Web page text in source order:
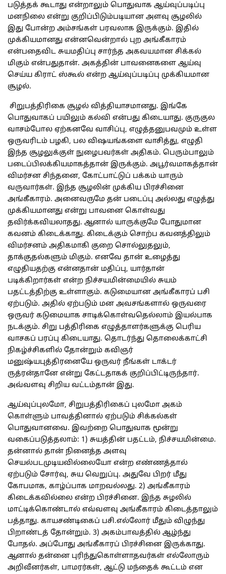
படுத்தக் கூடாது என்றாலும் பொதுவாக ஆய்வுப்படிப்பு
மனநிலை என்று குறிப்பிடும்படியான அளவு சூழலில்
இது போன்ற அம்சங்கள் பரவலாக இருக்கும். இதில்
முக்கியமானது என்னவென்றால் புற அங்கீகாரம்
என்பதைவிட சுயமதிப்பு சார்ந்த அகவயமான சிக்கல்
மிகும் என்பதுதான். அகத்தின் பாவனைகளை ஆய்வு
செய்ய கிராட் ஸ்கூல் என்ற ஆய்வுப்படிப்பு முக்கியமான
சூழல்.
சிறுபத்திரிகை சூழல் வித்தியாசமானது. இங்கே
பொதுவாகப் பயிலும் கல்வி என்பது கிடையாது. குருகுல
வாசம்போல ஏற்கனவே வாசிப்பு, எழுத்தனுபவமும் உள்ள
ஒருவரிடம் பழகி, பல விஷயங்களை வாசித்து, எழுதி
இந்த சூழலுக்குள் நுழைபவர்கள் அதிகம். பெரும்பாலும்
படைப்பிலக்கியமாகத்தான் இருக்கும். அபூர்வமாகத்தான்
விமர்சன சிந்தனை, கோட்பாட்டுப் பக்கம் யாரும்
வருவார்கள். இந்த சூழலின் முக்கிய பிரச்சினை
அங்கீகாரம். அனைவருமே தன் படைப்பு அல்லது எழுத்து
முக்கியமானது என்று பாவனை கொள்வது
தவிர்க்கவியலாதது. ஆனால் யாருக்குமே போதுமான
கவனம் கிடைக்காது. கிடைக்கும் சொற்ப கவனத்திலும்
விமர்சனம் அதிகமாகி குறை சொல்லுதலும்,
தாக்குதல்களும் மிகும். எனவே தான் உழைத்து
எழுதியதற்கு என்னதான் மதிப்பு, யார்தான்
படிக்கிறார்கள் என்ற நிச்சயமின்மையில் சுயம்
பதட்டத்திற்கு உள்ளாகும். கடுமையான அங்கீகாரப் பசி
ஏற்படும். அதில் ஏற்படும் மன அவசங்களால் ஒருவரை
ஒருவர் கடுமையாக சாடிக்கொள்வதெல்லாம் இயல்பாக
நடக்கும். சிறு பத்திரிகை எழுத்தாளர்களுக்கு பெரிய
வாசகப் பரப்பு கிடையாது. தொடர்ந்து தொலைக்காட்சி
நிகழ்ச்சிகளில் தோன்றும் கவிஞர்
மனுஷ்யபுத்திரனையே ஒருவர் நீங்கள் டாக்டர்
ருத்ரன்தானே என்று கேட்டதாகக் குறிப்பிட்டிருந்தார்.
அவ்வளவு சிறிய வட்டம்தான் இது.
ஆய்வுப்புலமோ, சிறுபத்திரிகைப் புலமோ அகம்
கொள்ளும் பாவத்தினால் ஏற்படும் சிக்கல்கள்
பொதுவானவை. இவற்றை பொதுவாக மூன்று
வகைப்படுத்தலாம்: 1) சுயத்தின் பதட்டம், நிச்சயமின்மை.
தன்னால் தான் நினைத்த அளவு
செயல்படமுடியவில்லையோ என்ற எண்ணத்தால்
ஏற்படும் சோர்வு, சுய வெறுப்பு. அதுவே பிறர் மீது
கோபமாக, காழ்ப்பாக மாறவல்லது. 2) அங்கீகாரம்
கிடைக்கவில்லை என்ற பிரச்சினை. இந்த சுழலில்
மாட்டிக்கொண்டால் எவ்வளவு அங்கீகாரம் கிடைத்தாலும்
பத்தாது. காயசண்டிகைப் பசி.எல்லோர் மீதும் விழுந்து
பிறாண்டத் தோன்றும். 3) அகம்பாவத்தில் ஆழ்ந்து
போதல். அப்போது அங்கீகாரப் பிரச்சினை இருக்காது.
ஆனால் தன்னை புரிந்துகொள்ளாதவர்கள் எல்லோரும்
அறிவீனர்கள், பாமரர்கள், ஆட்டு மந்தைக் கூட்டம் என